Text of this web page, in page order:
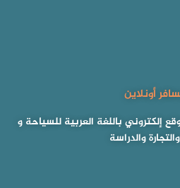
أونلاين
إلكتروني باللغة العربية للسياحة و
والدراسة